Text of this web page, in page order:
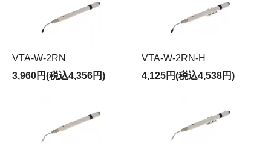
VTA-W-2RN
3,960円(税込4,356円)
VTA-W-2RN-H
4,125円(税込4,538円)